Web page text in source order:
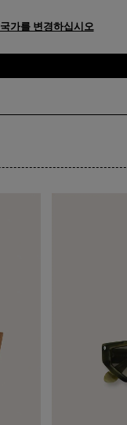
국가를 변경하십시오